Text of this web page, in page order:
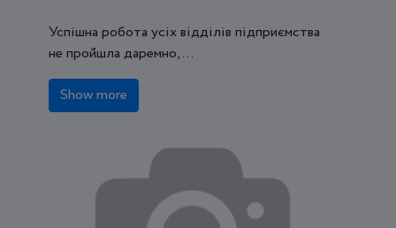
Успішна робота усіх відділів підприємства
не пройшла даремно, ...
Show more